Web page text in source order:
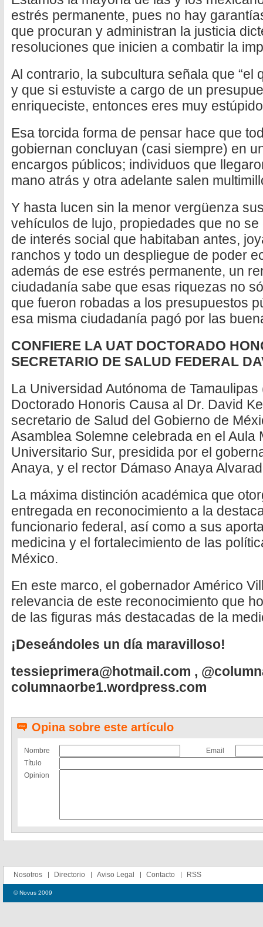
estrés permanente, pues no hay
que procuran y administran la justicia
resoluciones que inicien a combatir la
Al contrario, la subcultura señala que “el
y que si estuviste a cargo de un
enriqueciste, entonces eres muy
Esa torcida forma de pensar hace que
gobiernan concluyan (casi siempre) en
encargos públicos; individuos que
mano atrás y otra adelante salen
Y hasta lucen sin la menor vergüenza
vehículos de lujo, propiedades que no
de interés social que habitaban antes,
ranchos y todo un despliegue de poder
además de ese estrés permanente, un
ciudadanía sabe que esas riquezas no
que fueron robadas a los presupuestos
esa misma ciudadanía pagó por las
CONFIERE LA UAT DOCTORADO
SECRETARIO DE SALUD FEDERAL
La Universidad Autónoma de
Doctorado Honoris Causa al Dr. David
secretario de Salud del Gobierno de
Asamblea Solemne celebrada en el Aula
Universitario Sur, presidida por el
Anaya, y el rector Dámaso Anaya
La máxima distinción académica que
entregada en reconocimiento a la
funcionario federal, así como a sus
medicina y el fortalecimiento de las
México.
En este marco, el gobernador Américo
relevancia de este reconocimiento que
de las figuras más destacadas de la
¡Deseándoles un día maravilloso!
tessieprimera@hotmail.com ,
columnaorbe1.wordpress.com
Opina sobre este artículo
Nombre
Email
Título
Opinion
Nosotros Directorio Aviso Legal Contacto RSS
© Novus 2009